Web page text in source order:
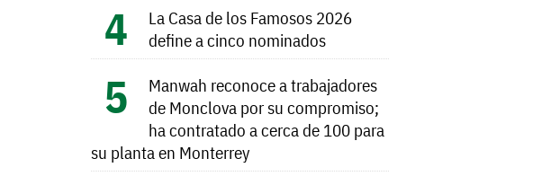
La Casa de los Famosos 2026
define a cinco nominados
Manwah reconoce a trabajadores
de Monclova por su compromiso;
ha contratado a cerca de 100 para
su planta en Monterrey